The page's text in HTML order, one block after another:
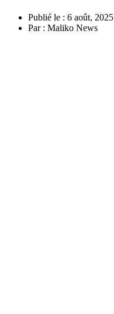
Publié le : 6 août, 2025
Par : Maliko News